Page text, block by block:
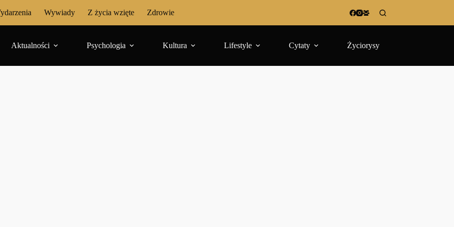
Wywiady Z życia wzięte Zdrowie
Aktualności Psychologia Kultura Lifestyle Cytaty Życiorysy